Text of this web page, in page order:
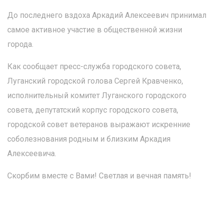
До последнего вздоха Аркадий Алексеевич принимал
самое активное участие в общественной жизни
города.
Как сообщает пресс-служба городского совета,
Луганский городской голова Сергей Кравченко,
исполнительный комитет Луганского городского
совета, депутатский корпус городского совета,
городской совет ветеранов выражают искренние
соболезнования родным и близким Аркадия
Алексеевича.
Скорбим вместе с Вами! Светлая и вечная память!